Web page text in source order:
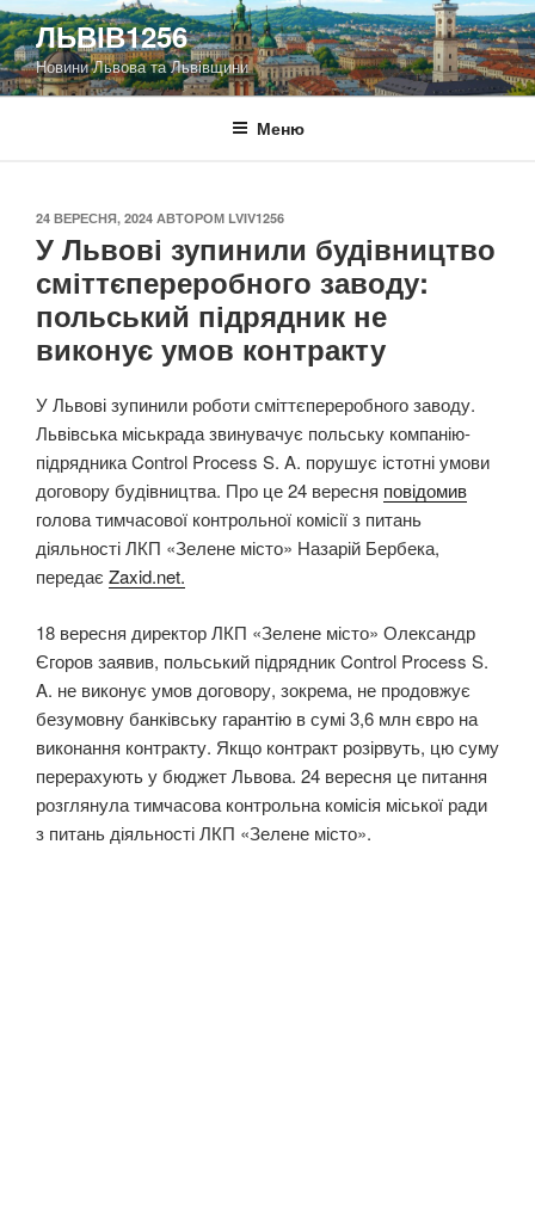
Перейти
до
вмісту
ЛЬВІВ1256
Новини Львова та Львівщини
Меню
ОПУБЛІКОВАНО
24 ВЕРЕСНЯ, 2024 АВТОРОМ LVIV1256
У Львові зупинили будівництво
сміттєпереробного заводу:
польський підрядник не
виконує умов контракту
У Львові зупинили роботи сміттєпереробного заводу.
Львівська міськрада звинувачує польську компанію-
підрядника Control Process S. A. порушує істотні умови
договору будівництва. Про це 24 вересня повідомив
голова тимчасової контрольної комісії з питань
діяльності ЛКП «Зелене місто» Назарій Бербека,
передає Zaxid.net.
18 вересня директор ЛКП «Зелене місто» Олександр
Єгоров заявив, польський підрядник Control Process S.
A. не виконує умов договору, зокрема, не продовжує
безумовну банківську гарантію в сумі 3,6 млн євро на
виконання контракту. Якщо контракт розірвуть, цю суму
перерахують у бюджет Львова. 24 вересня це питання
розглянула тимчасова контрольна комісія міської ради
з питань діяльності ЛКП «Зелене місто».